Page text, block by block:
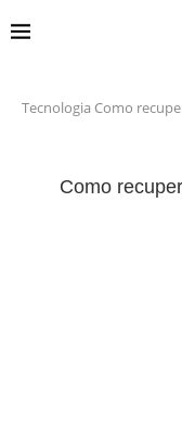
Tecnologia Como
Como